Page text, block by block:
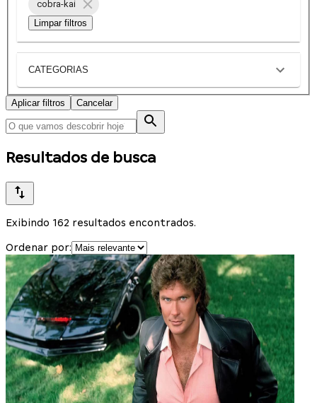
cobra-kai
Limpar filtros
CATEGORIAS
Aplicar filtros Cancelar
Resultados de busca
Exibindo 162 resultados encontrados.
Ordenar por: